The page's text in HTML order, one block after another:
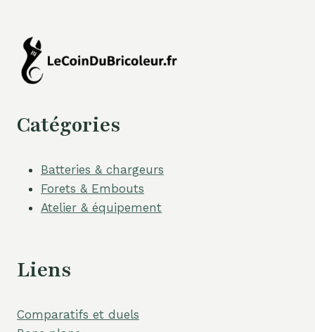
Catégories
Batteries & chargeurs
Forets & Embouts
Atelier & équipement
Liens
Comparatifs et duels